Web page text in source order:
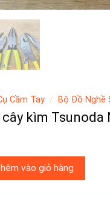
Cầm Tay / Bộ Đồ Nghề
cây kìm Tsunoda
Tsunoda Nhật Bản số
vào giỏ hàng